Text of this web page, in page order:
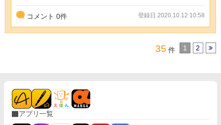
コメント 0件 登録日 2020.10.12 10:58
35 件 1 2
アプリ一覧